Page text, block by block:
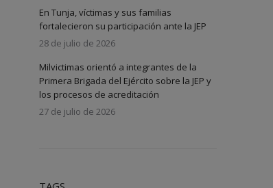
En Tunja, víctimas y sus familias
fortalecieron su participación ante la JEP
28 de julio de 2026
Milvictimas orientó a integrantes de la
Primera Brigada del Ejército sobre la JEP y
los procesos de acreditación
27 de julio de 2026